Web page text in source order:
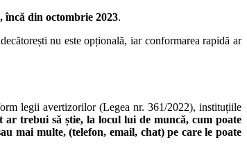
încă din octombrie 2023.
nu este opțională, iar conformarea rapidă ar
legii avertizorilor (Legea nr. 361/2022), instituțiile
ar trebui să știe, la locul lui de muncă, cum poate
mai multe, (telefon, email, chat) pe care le poate